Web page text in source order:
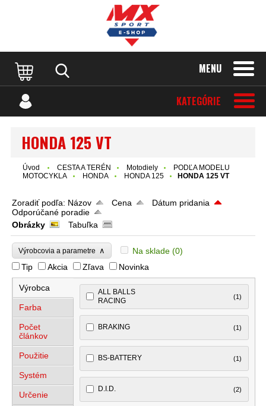
MENU
KATEGÓRIE
HONDA 125 VT
Úvod CESTA A TERÉN Motodiely
PODĽA MODELU
MOTOCYKLA
HONDA HONDA 125 HONDA 125 VT
Zoradiť podľa: Názov Cena
Dátum pridania
Odporúčané poradie
Obrázky
Tabuľka
Výrobcovia a parametre ∧ Na sklade (0)
Tip
Akcia Zľava Novinka
Výrobca
Farba
Počet
článkov
Použitie
Systém
Určenie
ALL BALLS
RACING
(1)
BRAKING (1)
BS-BATTERY (1)
D.I.D. (2)